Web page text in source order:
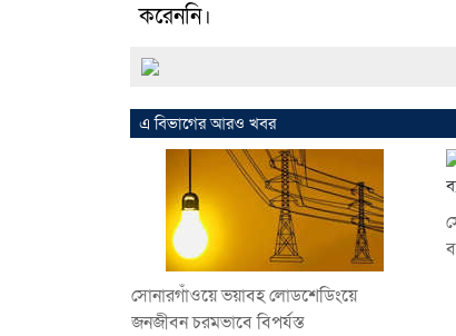
করেননি।
এ বিভাগের আরও খবর
সোনারগাঁওয়ে ভয়াবহ লোডশেডিংয়ে
জনজীবন চরমভাবে বিপর্যস্ত